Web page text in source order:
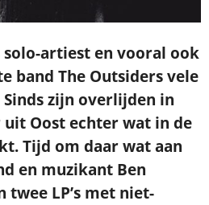
solo-artiest en vooral ook
band The Outsiders vele
zijn overlijden in
uit Oost echter wat in de
Tijd om daar wat aan
en muzikant Ben
LP’s met niet-